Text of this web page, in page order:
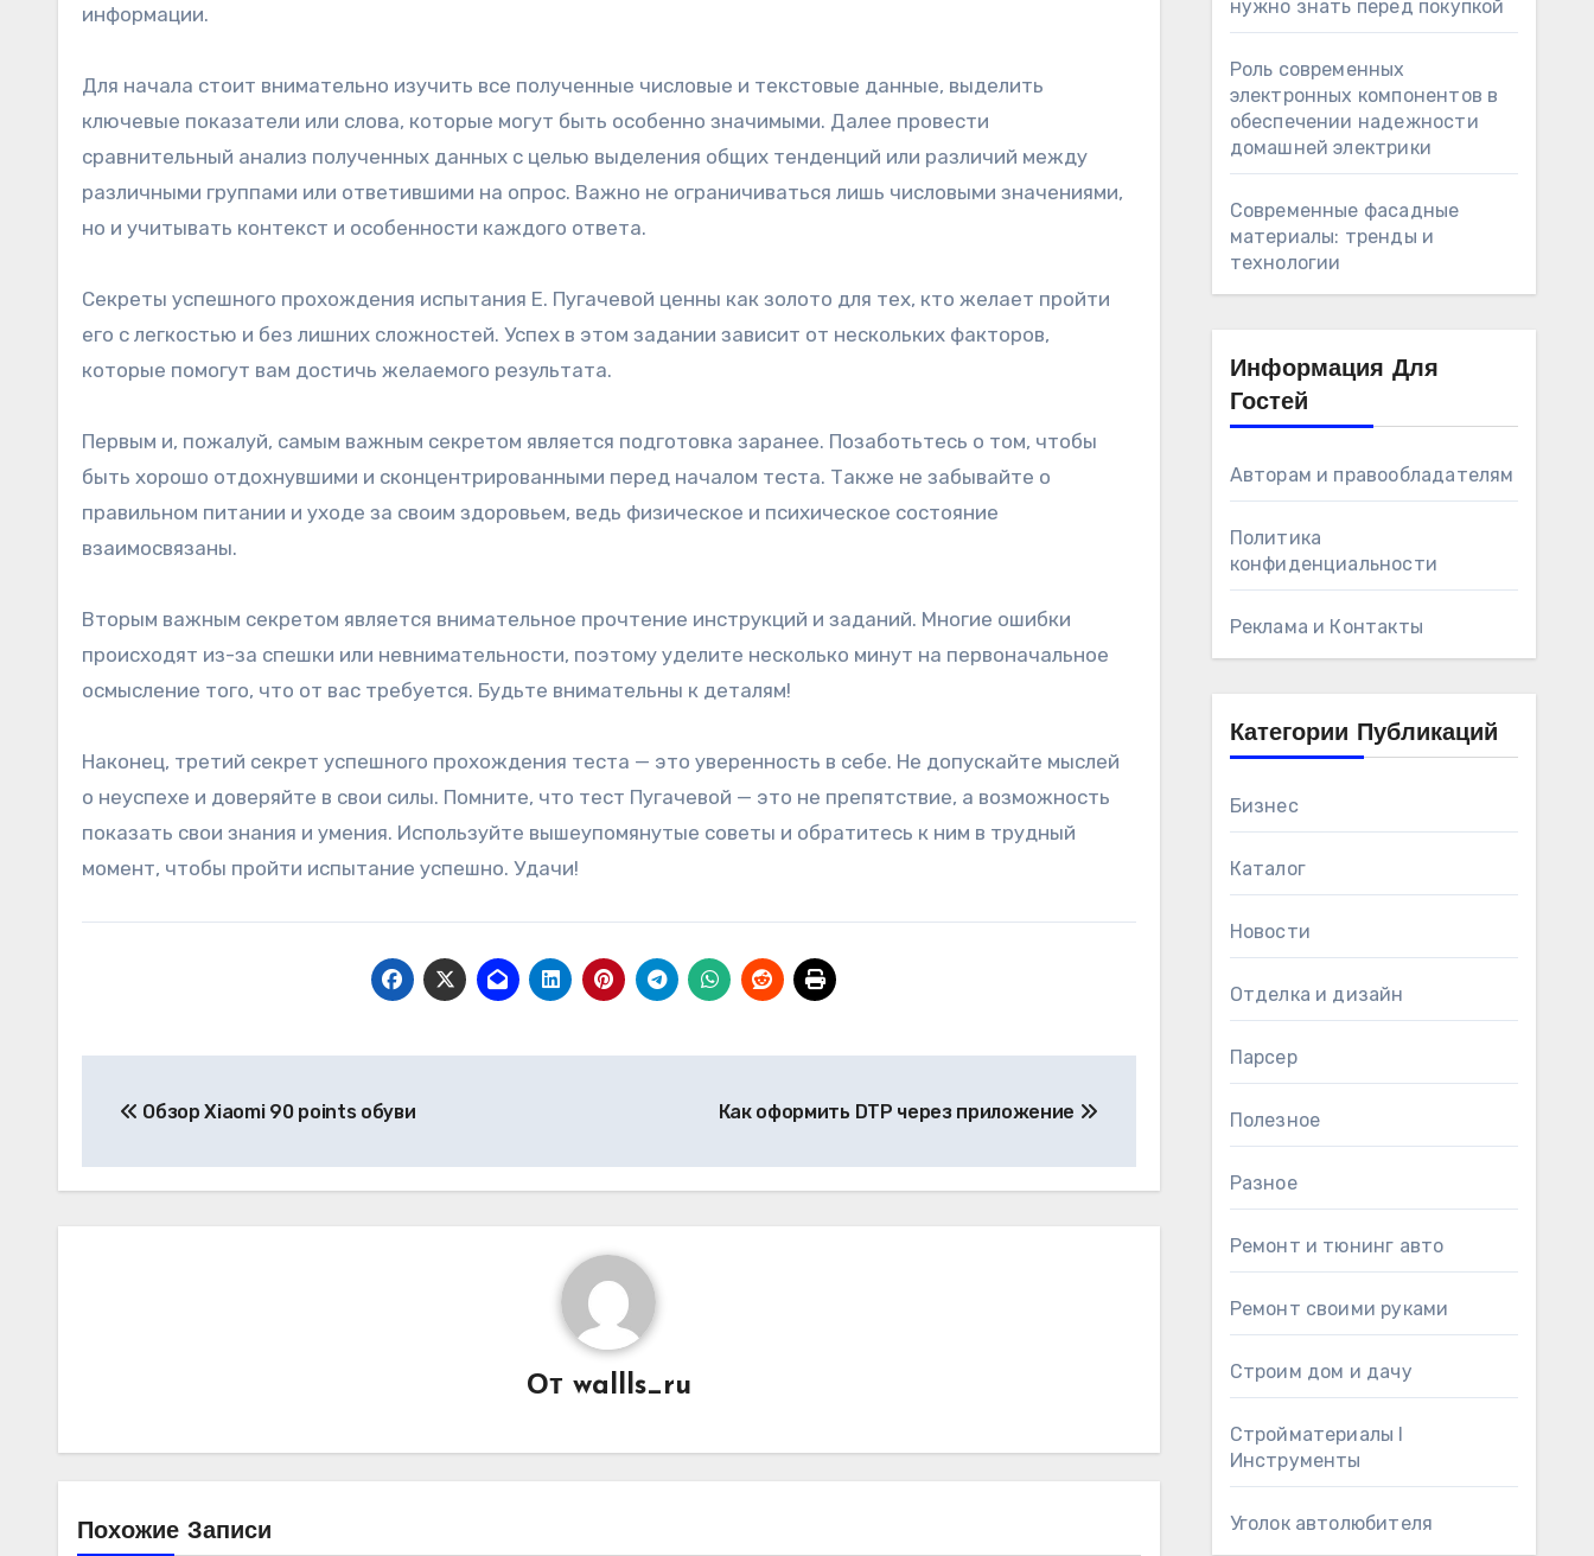
информации.
Для начала стоит внимательно изучить все полученные числовые и текстовые данные, выделить
ключевые показатели или слова, которые могут быть особенно значимыми. Далее провести
сравнительный анализ полученных данных с целью выделения общих тенденций или различий между
различными группами или ответившими на опрос. Важно не ограничиваться лишь числовыми значениями,
но и учитывать контекст и особенности каждого ответа.
Секреты успешного прохождения испытания Е. Пугачевой ценны как золото для тех, кто желает пройти
его с легкостью и без лишних сложностей. Успех в этом задании зависит от нескольких факторов,
которые помогут вам достичь желаемого результата.
Первым и, пожалуй, самым важным секретом является подготовка заранее. Позаботьтесь о том, чтобы
быть хорошо отдохнувшими и сконцентрированными перед началом теста. Также не забывайте о
правильном питании и уходе за своим здоровьем, ведь физическое и психическое состояние
взаимосвязаны.
Вторым важным секретом является внимательное прочтение инструкций и заданий. Многие ошибки
происходят из-за спешки или невнимательности, поэтому уделите несколько минут на первоначальное
осмысление того, что от вас требуется. Будьте внимательны к деталям!
Наконец, третий секрет успешного прохождения теста — это уверенность в себе. Не допускайте мыслей
о неуспехе и доверяйте в свои силы. Помните, что тест Пугачевой — это не препятствие, а возможность
показать свои знания и умения. Используйте вышеупомянутые советы и обратитесь к ним в трудный
момент, чтобы пройти испытание успешно. Удачи!
по
записям
Обзор Xiaomi 90 points обуви Как оформить DTP через приложение
От wallls_ru
Похожие Записи
нужно знать перед покупкой
Роль современных
электронных компонентов в
обеспечении надежности
домашней электрики
Современные фасадные
материалы: тренды и
технологии
Информация Для
Гостей
Авторам и правообладателям
Политика
конфиденциальности
Реклама и Контакты
Категории Публикаций
Бизнес
Каталог
Новости
Отделка и дизайн
Парсер
Полезное
Разное
Ремонт и тюнинг авто
Ремонт своими руками
Строим дом и дачу
Стройматериалы l
Инструменты
Уголок автолюбителя